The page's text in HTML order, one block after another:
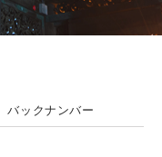
バックナンバー